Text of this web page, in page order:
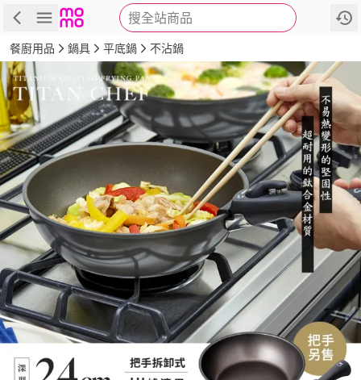
搜全站商品
商品 評價 詳情
餐廚用品 鍋具 平底鍋 不沾鍋